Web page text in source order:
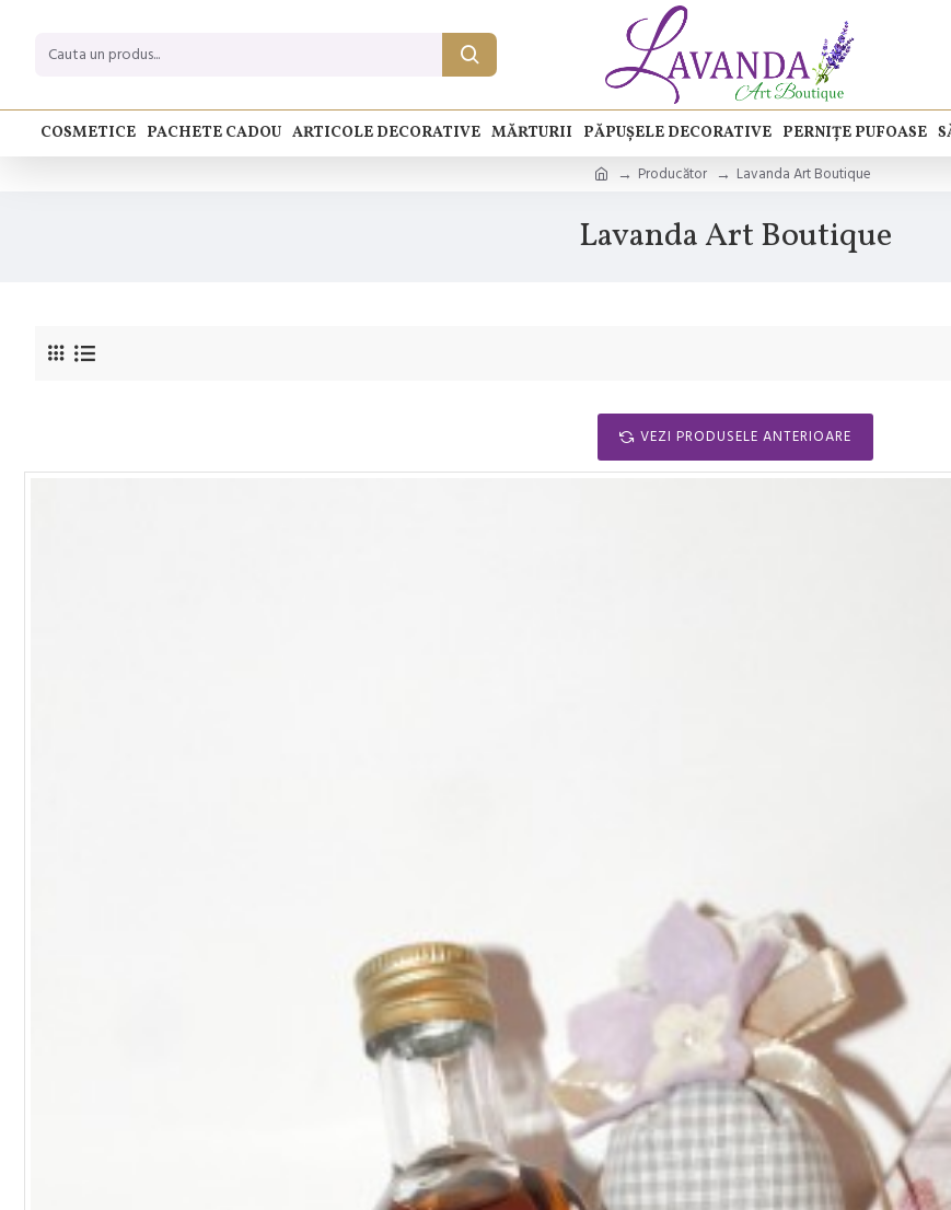
COSMETICE PACHETE CADOU ARTICOLE DECORATIVE MĂRTURII PĂPUȘELE DECORATIVE PERNIȚE PUFOASE
Producător Lavanda Art Boutique
Lavanda Art Boutique
VEZI PRODUSELE ANTERIOARE